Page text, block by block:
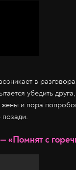
в
убедить
жены и пора
«Помнят с